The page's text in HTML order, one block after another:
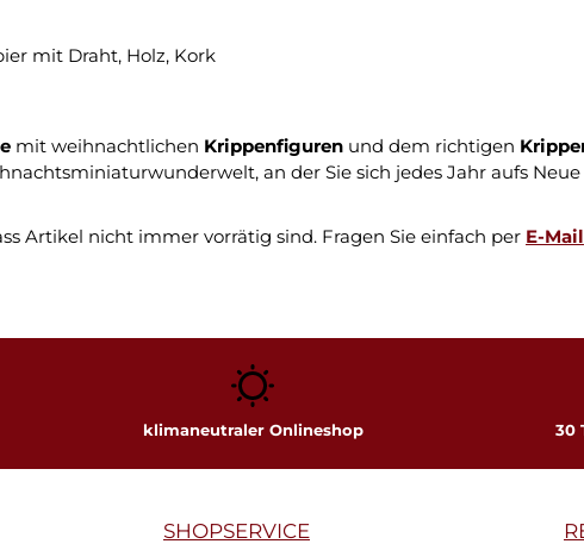
mit Draht, Holz, Kork
mit weihnachtlichen Krippenfiguren und dem richtigen
an der Sie sich jedes Jahr aufs
Artikel nicht immer vorrätig sind. Fragen Sie einfach per E-Mail
klimaneutraler Onlineshop 30
SHOPSERVICE